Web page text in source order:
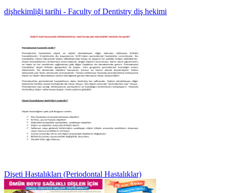
dişhekimliği tarihi - Faculty of Dentistry diş hekimi
Dişeti Hastalıkları (Periodontal Hastalıklar)